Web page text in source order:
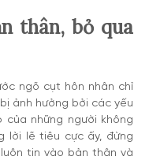
thân, bỏ qua
ngõ cụt hôn nhân chỉ
ảnh hưởng bởi các yếu
những người không
lời lẽ tiêu cực ấy, đừng
tin vào bản thân và